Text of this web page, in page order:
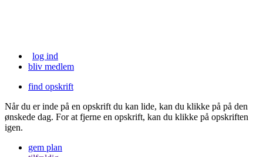
log ind
bliv medlem
find opskrift
Når du er inde på en opskrift du kan lide, kan du klikke på på den
ønskede dag. For at fjerne en opskrift, kan du klikke på opskriften
igen.
gem plan